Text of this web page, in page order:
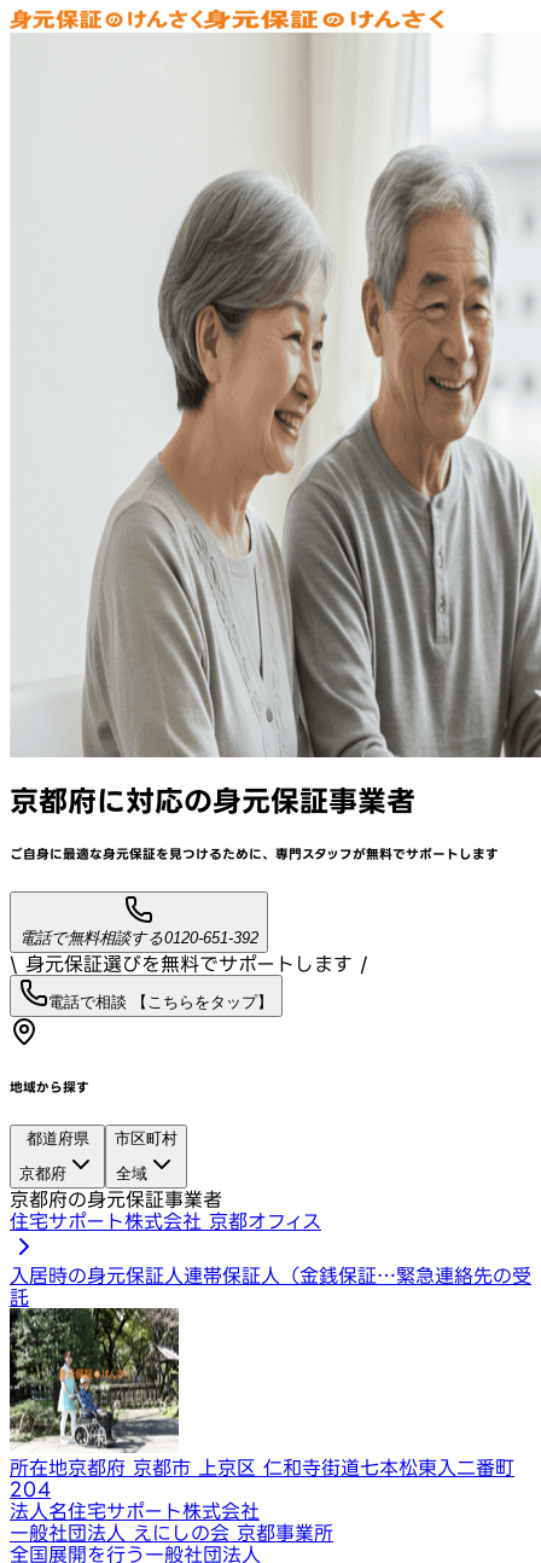
京都府に対応の身元保証事業者
ご自身に最適な身元保証を見つけるために、 専門スタッフが無料でサポートします
電話で無料相談する0120-651-392
\ 身元保証選びを無料でサポートします /
電話で相談 【こちらをタップ】
地域から探す
都道府県
京都府
市区町村
全域
京都府の身元保証事業者
住宅サポート株式会社 京都オフィス
入居時の身元保証人連帯保証人（金銭保証…緊急連絡先の受
託
所在地京都府 京都市 上京区 仁和寺街道七本松東入二番町
204
法人名住宅サポート株式会社
一般社団法人 えにしの会 京都事業所
全国展開を行う一般社団法人